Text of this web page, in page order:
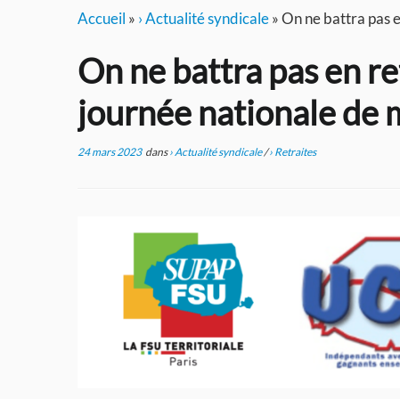
Accueil » › Actualité syndicale»On ne battra pas
On ne battra pas en
journée nationale de
24 mars 2023dans› Actualité syndicale/› Retraites